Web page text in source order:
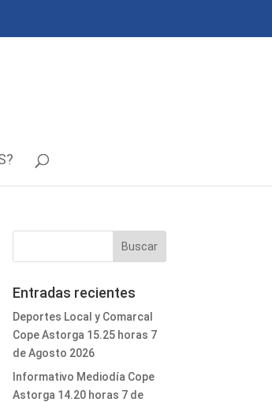
Entradas recientes
Deportes Local y Comarcal
Cope Astorga 15.25 horas 7
de Agosto 2026
Informativo Mediodía Cope
Astorga 14.20 horas 7 de